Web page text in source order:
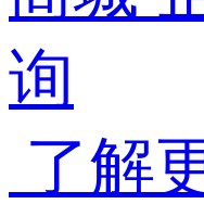
询
了解